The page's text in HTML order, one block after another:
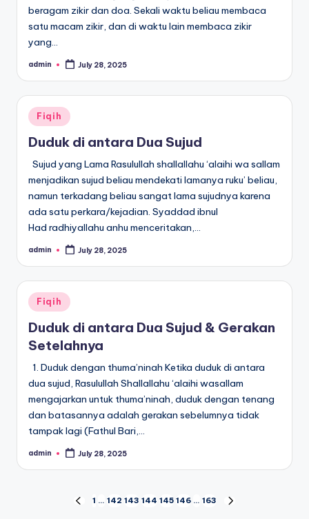
beragam zikir dan doa. Sekali waktu beliau membaca
satu macam zikir, dan di waktu lain membaca zikir
yang…
Posted
admin July 28, 2025
Posted
in
Fiqih
Duduk di antara Dua Sujud
Sujud yang Lama Rasulullah shallallahu ‘alaihi wa sallam
menjadikan sujud beliau mendekati lamanya ruku’ beliau,
namun terkadang beliau sangat lama sujudnya karena
ada satu perkara/kejadian. Syaddad ibnul
Had radhiyallahu anhu menceritakan,…
Posted
admin July 28, 2025
Posted
in
Fiqih
Duduk di antara Dua Sujud & Gerakan
Setelahnya
1. Duduk dengan thuma’ninah Ketika duduk di antara
dua sujud, Rasulullah Shallallahu ‘alaihi wasallam
mengajarkan untuk thuma’ninah, duduk dengan tenang
dan batasannya adalah gerakan sebelumnya tidak
tampak lagi (Fathul Bari,…
Posted
admin July 28, 2025
PREVIOUS
1 … 142 143 144 145 146 … 163